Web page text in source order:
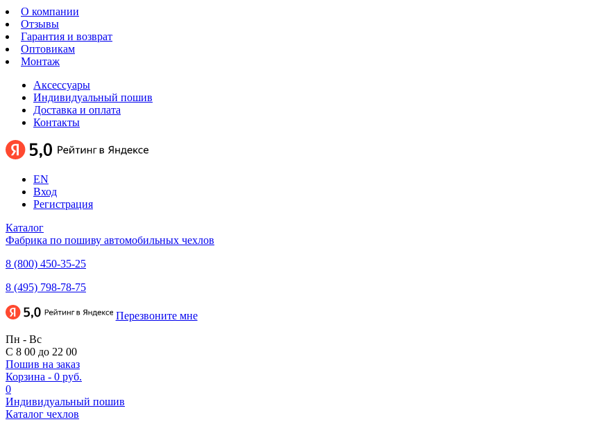
О компании
Отзывы
Гарантия и возврат
Оптовикам
Монтаж
Аксессуары
Индивидуальный пошив
Доставка и оплата
Контакты
EN
Вход
Регистрация
Каталог
Фабрика по пошиву автомобильных чехлов
8 (800) 450-35-25
8 (495) 798-78-75
Перезвоните мне
Пн - Вс
С 8 00 до 22 00
Пошив на заказ
Корзина - 0 руб.
0
Индивидуальный пошив
Каталог чехлов